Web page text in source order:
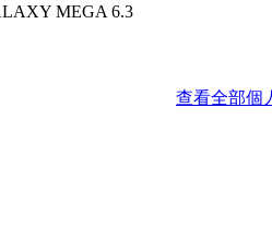
MEGA 6.3
查看全部個